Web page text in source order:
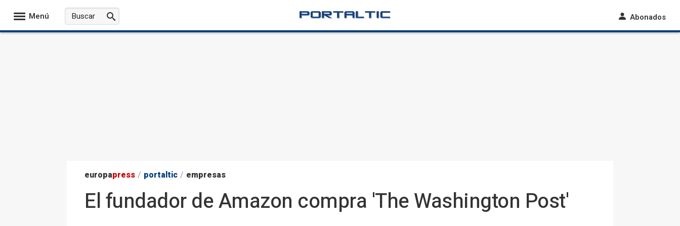
Menú Abonados
europapress / portaltic / empresas
El fundador de Amazon compra 'The Washington Post'